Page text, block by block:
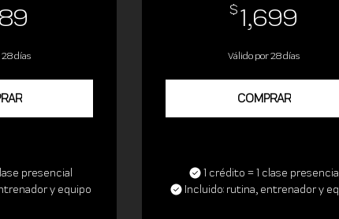
días
presencial
y equipo
$1,699
Válido por 28 días
COMPRAR
1 crédito = 1 clase presencial
Incluido: rutina, entrenador y